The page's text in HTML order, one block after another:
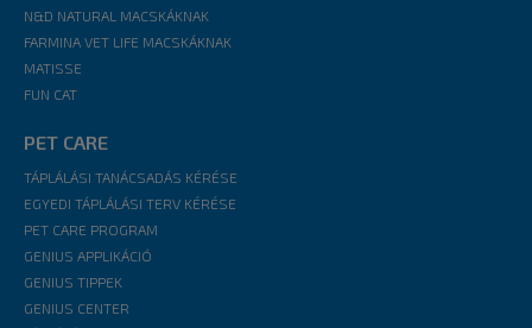
N&D NATURAL MACSKÁKNAK
FARMINA VET LIFE MACSKÁKNAK
MATISSE
FUN CAT
PET CARE
TÁPLÁLÁSI TANÁCSADÁS KÉRÉSE
EGYEDI TÁPLÁLÁSI TERV KÉRÉSE
PET CARE PROGRAM
GENIUS APPLIKÁCIÓ
GENIUS TIPPEK
GENIUS CENTER